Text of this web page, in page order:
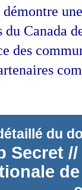
Canada
des
du
Secret